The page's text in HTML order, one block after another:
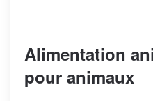
Alimentation
pour animaux